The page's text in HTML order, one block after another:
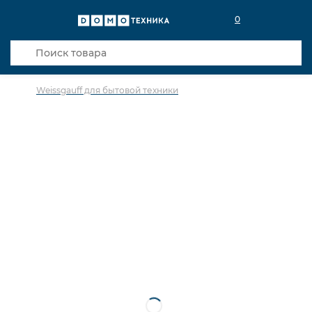
0
Weissgauff для бытовой техники